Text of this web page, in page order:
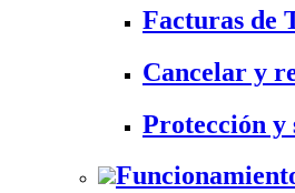
Facturas de
Cancelar y
Protección y